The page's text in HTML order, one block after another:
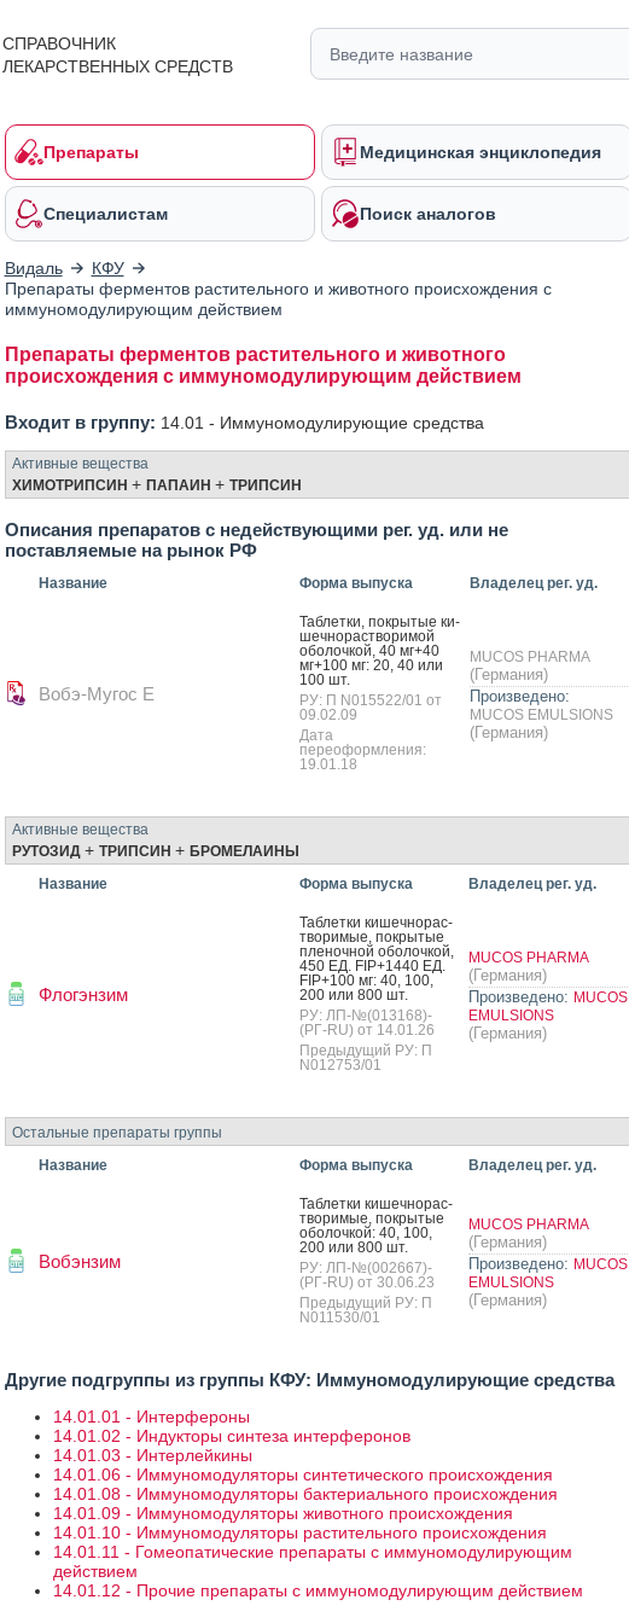
СПРАВОЧНИК
ЛЕКАРСТВЕННЫХ СРЕДСТВ
Препараты Медицинская энциклопедия
Специалистам Поиск аналогов
Видаль
КФУ
Препараты ферментов растительного и животного происхождения с
иммуномодулирующим действием
Препараты ферментов растительного и животного
происхождения с иммуномодулирующим действием
Входит в группу: 14.01 - Иммуномодулирующие средства
Активные вещества
ХИМОТРИПСИН + ПАПАИН + ТРИПСИН
Описания препаратов с недействующими рег. уд. или не
поставляемые на рынок РФ
Название Форма выпуска Владелец рег. уд.
Вобэ-Мугос Е
Таб­летки, пок­ры­тые ки­
шеч­но­рас­тво­римой
обо­лоч­кой, 40 мг+40
мг+100 мг: 20, 40 или
100 шт.
РУ: П N015522/01 от
09.02.09
Дата
переоформления:
19.01.18
MUCOS PHARMA
(Германия)
Произведено:
MUCOS EMULSIONS
(Германия)
Активные вещества
РУТОЗИД + ТРИПСИН + БРОМЕЛАИНЫ
Название
Форма выпуска Владелец рег. уд.
Флогэнзим
Таб­летки ки­шеч­но­рас­
тво­римые, пок­ры­тые
пле­ноч­ной обо­лоч­кой,
450 ЕД. FIP+1440 ЕД.
FIP+100 мг: 40, 100,
200 или 800 шт.
РУ: ЛП-№(013168)-
(РГ-RU) от 14.01.26
Предыдущий РУ: П
N012753/01
MUCOS PHARMA
(Германия)
Произведено: MUCOS
EMULSIONS
(Германия)
Остальные препараты группы
Название
Форма выпуска Владелец рег. уд.
Вобэнзим
Таб­летки ки­шеч­но­рас­
тво­римые, пок­ры­тые
обо­лоч­кой: 40, 100,
200 или 800 шт.
РУ: ЛП-№(002667)-
(РГ-RU) от 30.06.23
Предыдущий РУ: П
N011530/01
MUCOS PHARMA
(Германия)
Произведено: MUCOS
EMULSIONS
(Германия)
Другие подгруппы из группы КФУ: Иммуномодулирующие средства
14.01.01 - Интерфероны
14.01.02 - Индукторы синтеза интерферонов
14.01.03 - Интерлейкины
14.01.06 - Иммуномодуляторы синтетического происхождения
14.01.08 - Иммуномодуляторы бактериального происхождения
14.01.09 - Иммуномодуляторы животного происхождения
14.01.10 - Иммуномодуляторы растительного происхождения
14.01.11 - Гомеопатические препараты с иммуномодулирующим
действием
14.01.12 - Прочие препараты с иммуномодулирующим действием